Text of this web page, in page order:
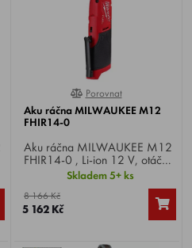
0%
Porovnat
Aku ráčna MILWAUKEE M12
FHIR14-0
Aku ráčna MILWAUKEE M12
FHIR14-0 , Li-ion 12 V, otáčky
0-450/min, max. utahovací
moment 47 Nm, upínání 1/4"
čtyřhran, hmotnost 1 kg.
Skladem 5+ ks
8 166 Kč
5 162 Kč